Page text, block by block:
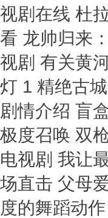
视剧在线 杜
看 龙帅归来
视剧 有关黄
灯 1 精绝古
剧情介绍 盲
极度召唤 双
电视剧 我让
场直击 父母
度的舞蹈动